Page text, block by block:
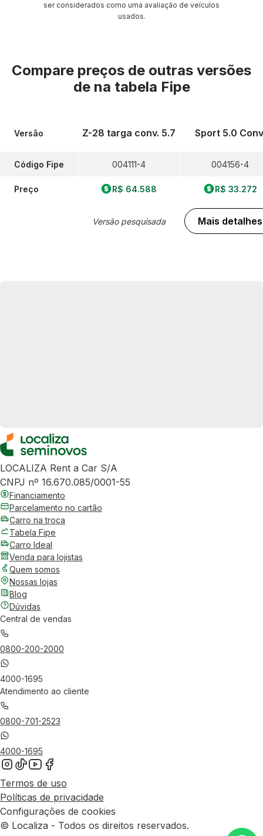
ser considerados como uma avaliação de veículos
usados.
Compare preços de outras versões
de na tabela Fipe
Versão
Código Fipe
Preço
Z-28 targa conv. 5.7
004111-4
R$ 64.588
Versão pesquisada
Sport 5.0
004156-4
R$ 33.272
Mais detalhes
LOCALIZA Rent a Car S/A
CNPJ nº 16.670.085/0001-55
Financiamento
Parcelamento no cartão
Carro na troca
Tabela Fipe
Carro Ideal
Venda para lojistas
Quem somos
Nossas lojas
Blog
Dúvidas
Central de vendas
0800-200-2000
4000-1695
Atendimento ao cliente
0800-701-2523
4000-1695
Termos de uso
Políticas de privacidade
Configurações de cookies
© Localiza - Todos os direitos reservados.